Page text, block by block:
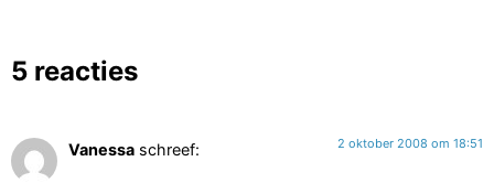
5 reacties
Vanessa schreef: 2 oktober 2008 om 18:51